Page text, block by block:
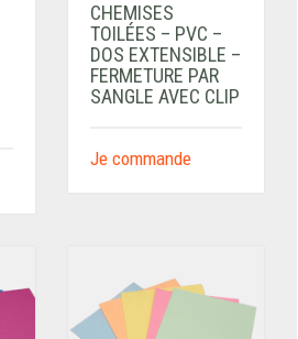
CHEMISES
TOILÉES – PVC –
DOS EXTENSIBLE –
FERMETURE PAR
SANGLE AVEC CLIP
Je commande